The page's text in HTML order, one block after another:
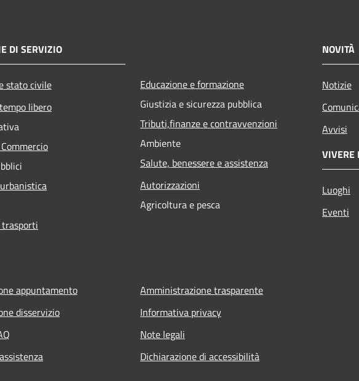
DI SERVIZIO
stato civile
libero
Educazione e formazione
Giustizia e sicurezza pubblica
Tributi,finanze e contravvenzioni
Ambiente
Salute, benessere e assistenza
Autorizzazioni
Agricoltura e pesca
NOVITÀ
Notizie
Avvisi
VIVERE
Luoghi
Eventi
appuntamento
disservizio
Amministrazione trasparente
Informativa privacy
Note legali
Dichiarazione di accessibilità